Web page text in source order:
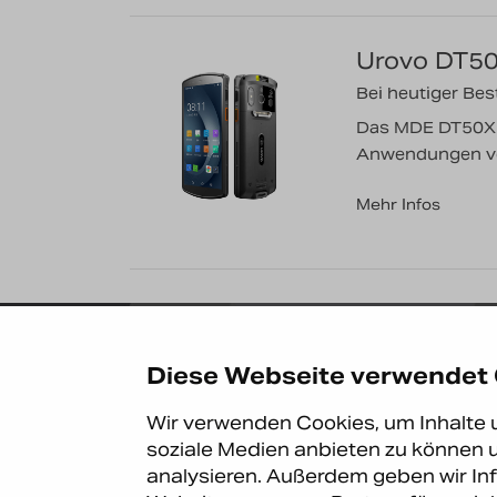
Diese Webseite verwendet
Wir verwenden Cookies, um
soziale Medien anbieten zu können
analysieren. Außerdem geben wir
Urovo
Bei heutiger
Das MDE
Anwendungen
Mehr Infos
Carema GmbH
Lütticher Str. 132
D-40547 Düsseldorf